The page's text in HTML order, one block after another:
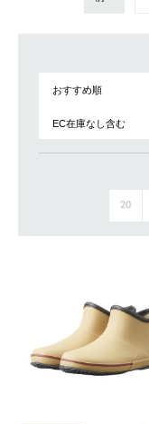
20